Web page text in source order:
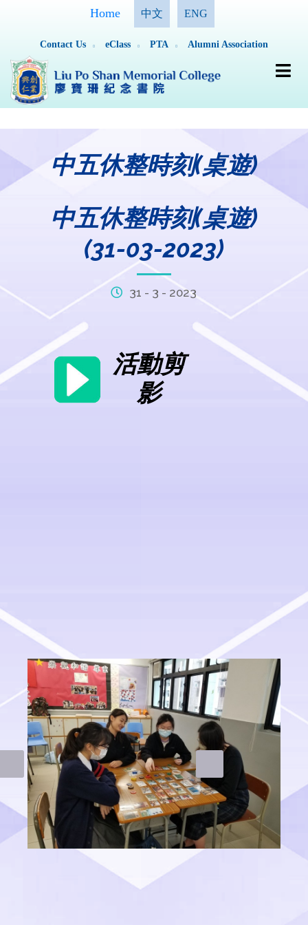
Home 中文 ENG
Contact Us eClass PTA Alumni Association
中五休整時刻(桌遊)
中五休整時刻(桌遊)
(31-03-2023)
31 - 3 - 2023
活動剪
影